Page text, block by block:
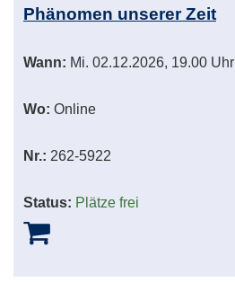
Phänomen unserer Zeit
Wann: Mi. 02.12.2026, 19.00 Uhr
Wo: Online
Nr.: 262-5922
Status: Plätze frei